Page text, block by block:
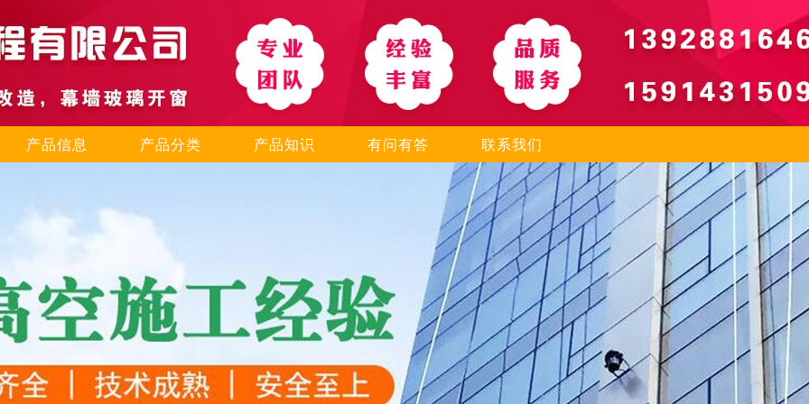
产品信息 产品分类 产品知识 有问有答 联系我们